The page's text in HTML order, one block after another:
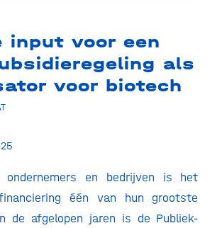
input voor een
als
voor biotech
ondernemers en bedrijven is het
één van hun grootste
de afgelopen jaren is de Publiek-